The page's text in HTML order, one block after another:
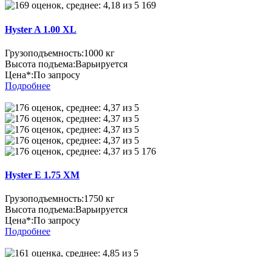
169
Hyster A 1.00 XL
Грузоподъемность:1000 кг
Высота подъема:Варьируется
Цена*:По запросу
Подробнее
176
Hyster E 1.75 XM
Грузоподъемность:1750 кг
Высота подъема:Варьируется
Цена*:По запросу
Подробнее